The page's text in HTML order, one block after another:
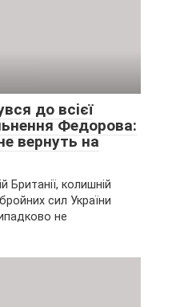
дo вciєї
Фeдopoвa:
вepнyть нa
Британії, колишній
сил України
не